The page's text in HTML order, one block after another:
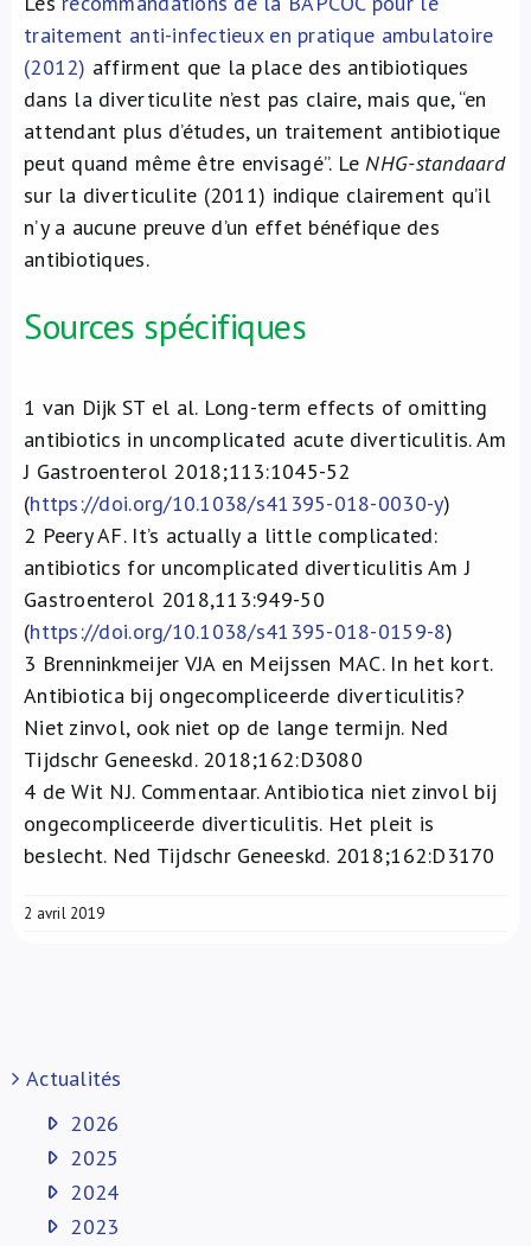
traitement anti-infectieux en pratique ambulatoire
(2012) affirment que la place des antibiotiques
dans la diverticulite n’est pas claire, mais que, “en
attendant plus d’études, un traitement antibiotique
peut quand même être envisagé”. LeNHG-standaard
sur la diverticulite (2011) indique clairement qu’il
n’y a aucune preuve d’un effet bénéfique des
antibiotiques.
Sources spécifiques
1 van Dijk ST el al. Long-term effects of omitting
antibiotics in uncomplicated acute diverticulitis. Am
J Gastroenterol 2018;113:1045-52
(https://doi.org/10.1038/s41395-018-0030-y)
2 Peery AF. It’s actually a little complicated:
antibiotics for uncomplicated diverticulitis Am J
Gastroenterol 2018,113:949-50
(https://doi.org/10.1038/s41395-018-0159-8)
3 Brenninkmeijer VJA en Meijssen MAC. In het kort.
Antibiotica bij ongecompliceerde diverticulitis?
Niet zinvol, ook niet op de lange termijn. Ned
Tijdschr Geneeskd. 2018;162:D3080
4 de Wit NJ. Commentaar. Antibiotica niet zinvol bij
ongecompliceerde diverticulitis. Het pleit is
beslecht. Ned Tijdschr Geneeskd. 2018;162:D3170
2 avril 2019
Actualités
2026
2025
2024
2023